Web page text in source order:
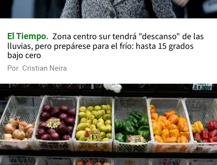
El Tiempo
Zona centro sur tendrá "descanso" de las
lluvias, pero prepárese para el frío: hasta 15 grados
bajo cero
Por Cristian Neira